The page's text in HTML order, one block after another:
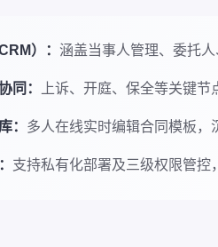
）： 涵盖当事人管理、委托
同： 上诉、开庭、保全等关键
： 多人在线实时编辑合同模板，
支持私有化部署及三级权限管